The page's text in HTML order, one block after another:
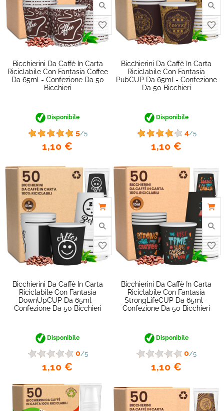
Bicchierini Da Caffè In Carta
Riciclabile Con Fantasia Coffee
Da 65ml - Confezione Da 50
Bicchieri
Disponibile
5/5
1,10 €
Bicchierini Da Caffè In Carta
Riciclabile Con Fantasia
PubCUP Da 65ml - Confezione
Da 50 Bicchieri
Disponibile
4/5
1,10 €
Bicchierini Da Caffè In Carta
Riciclabile Con Fantasia
DownUpCUP Da 65ml -
Confezione Da 50 Bicchieri
Disponibile
0/5
1,10 €
Bicchierini Da Caffè In Carta
Riciclabile Con Fantasia
StrongLifeCUP Da 65ml -
Confezione Da 50 Bicchieri
Disponibile
0/5
1,10 €